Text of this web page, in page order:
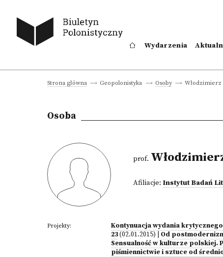
Wydarzenia
Strona główna Geopolonistyka Osoby Włodzimierz
Osoba
prof.
Afiliacje: Instytut Badań
Projekty:
Kontynuacja wydania
23(02.01.2015) Od
Sensualność w kulturze polskiej.
piśmiennictwie i sztuce od